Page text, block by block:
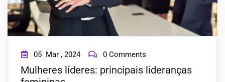
05 Mar , 2024 0 Comments
Mulheres líderes: principais lideranças